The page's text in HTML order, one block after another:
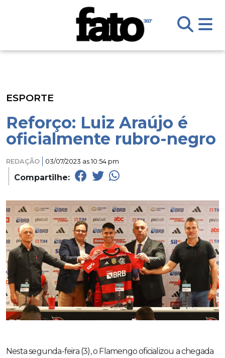
ESPORTE
Reforço: Luiz Araújo é
oficialmente rubro-negro
REDAÇÃO 03/07/2023 as 10:54 pm
Compartilhe:
Nesta segunda-feira (3), o Flamengo oficializou a chegada